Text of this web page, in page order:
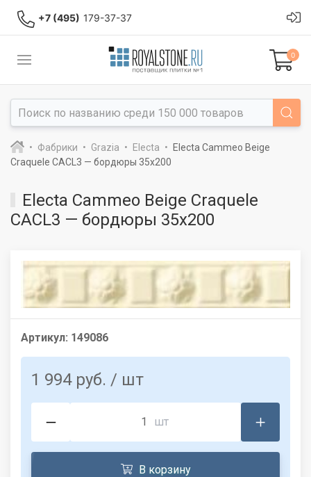
+7 (495) 179-37-37
0
Фабрики Grazia Electa
Electa Cammeo Beige
Craquele CACL3 — бордюры 35x200
Electa Cammeo Beige Craquele
CACL3 — бордюры 35x200
Артикул: 149086
1 994 руб. / шт
шт
В корзину